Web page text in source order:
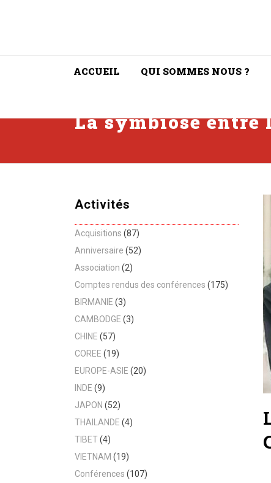
ACCUEIL QUI SOMMES NOUS ?
La symbiose entre
Activités
Acquisitions (87)
Anniversaire (52)
Association (2)
Comptes rendus des conférences (175)
BIRMANIE (3)
CAMBODGE (3)
CHINE (57)
COREE (19)
EUROPE-ASIE (20)
INDE (9)
JAPON (52)
THAILANDE (4)
TIBET(4)
VIETNAM (19)
Conférences (107)